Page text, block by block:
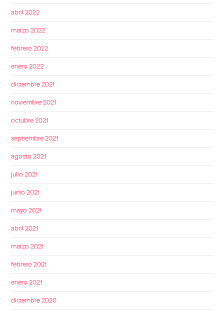
abril 2022
marzo 2022
febrero 2022
enero 2022
diciembre 2021
noviembre 2021
octubre 2021
septiembre 2021
agosto 2021
julio 2021
junio 2021
mayo 2021
abril 2021
marzo 2021
febrero 2021
enero 2021
diciembre 2020